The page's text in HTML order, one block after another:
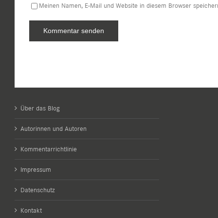
Meinen Namen, E-Mail und Website in diesem Browser
Über das Blog
Autorinnen und Autoren
Kommentarrichtlinie
Impressum
Datenschutz
Kontakt